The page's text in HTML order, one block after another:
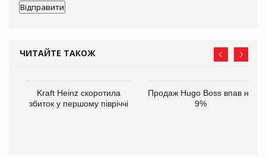
ЧИТАЙТЕ ТАКОЖ
Kraft Heinz скоротила
збиток у першому півріччі
Продаж Hugo Boss впав на
9%